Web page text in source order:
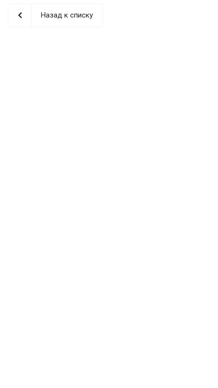
Назад к списку